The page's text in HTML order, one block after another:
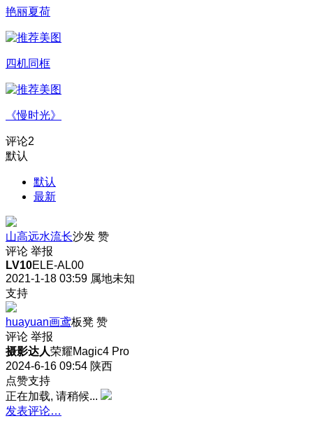
艳丽夏荷
四机同框
《慢时光》
评论2
默认
默认
最新
山高远水流长沙发 赞
评论 举报
LV10ELE-AL00
2021-1-18 03:59 属地未知
支持
huayuan画鸢板凳 赞
评论 举报
摄影达人荣耀Magic4 Pro
2024-6-16 09:54 陕西
点赞支持
正在加载, 请稍候...
发表评论…